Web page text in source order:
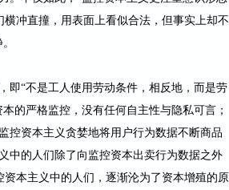
冲直撞，用表面上看似合法，但事实上却不
即“不是工人使用劳动条件，相反地，而是劳
的严格监控，没有任何自主性与隐私可言；
控资本主义贪婪地将用户行为数据不断商品
中的人们除了向监控资本出卖行为数据之外
本主义中的人们，逐渐沦为了资本增殖的原